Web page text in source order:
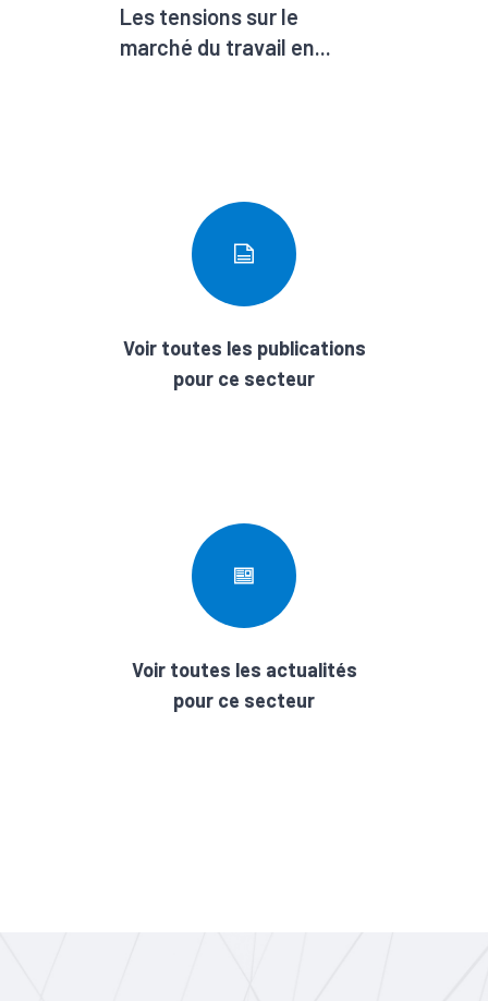
Les tensions sur le
marché du travail en...
Voir toutes les publications
pour ce secteur
Voir toutes les actualités
pour ce secteur